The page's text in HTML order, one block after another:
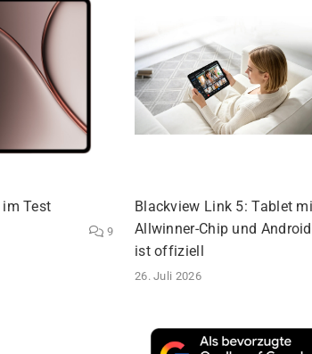
im Test
9
Blackview Link 5: Tablet
Allwinner-Chip und
ist offiziell
26. Juli 2026